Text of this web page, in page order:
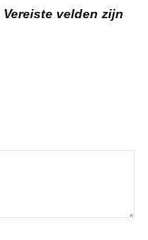
Vereiste velden zijn